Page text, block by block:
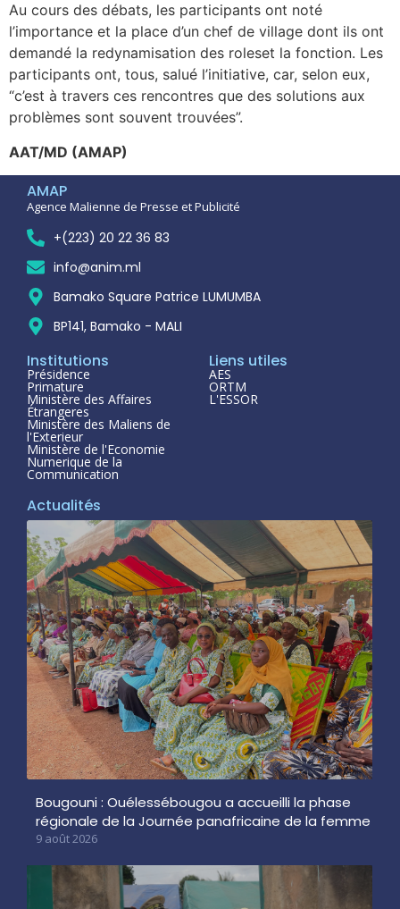
Au cours des débats, les participants ont noté
l’importance et la place d’un chef de village dont ils ont
demandé la redynamisation des roleset la fonction. Les
participants ont, tous, salué l’initiative, car, selon eux,
“c’est à travers ces rencontres que des solutions aux
problèmes sont souvent trouvées”.
AAT/MD (AMAP)
AMAP
Agence Malienne de Presse et Publicité
+(223) 20 22 36 83
info@anim.ml
Bamako Square Patrice LUMUMBA
BP141, Bamako - MALI
Institutions
Présidence
Primature
Ministère des Affaires
Étrangeres
Ministère des Maliens de
l'Exterieur
Ministère de l'Economie
Numerique de la
Communication
Liens utiles
AES
ORTM
L'ESSOR
Actualités
Bougouni : Ouélessébougou a accueilli la phase
régionale de la Journée panafricaine de la femme
9 août 2026